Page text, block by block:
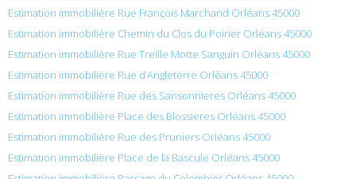
Estimation immobilière Rue François Marchand Orléans 45000
Estimation immobilière Chemin du Clos du Poirier Orléans 45000
Estimation immobilière Rue Treille Motte Sanguin Orléans 45000
Estimation immobilière Rue d’Angleterre Orléans 45000
Estimation immobilière Rue des Sansonnieres Orléans 45000
Estimation immobilière Place des Blossieres Orléans 45000
Estimation immobilière Rue des Pruniers Orléans 45000
Estimation immobilière Place de la Bascule Orléans 45000